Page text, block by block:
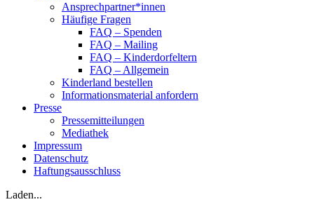
Ansprechpartner*innen
Häufige Fragen
FAQ – Spenden
FAQ – Mailing
FAQ – Kinderdorfeltern
FAQ – Allgemein
Kinderland bestellen
Informationsmaterial anfordern
Presse
Pressemitteilungen
Mediathek
Impressum
Datenschutz
Haftungsausschluss
Laden...